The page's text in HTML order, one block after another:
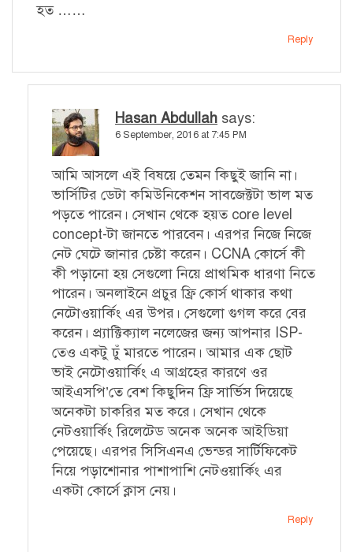
হত ……
Reply
Hasan Abdullah says:
6 September, 2016 at 7:45 PM
আমি আসলে এই বিষয়ে তেমন কিছুই জানি না।
ভার্সিটির ডেটা কমিউনিকেশন সাবজেক্টটা ভাল মত
পড়তে পারেন। সেখান থেকে হয়ত core level
concept-টা জানতে পারবেন। এরপর নিজে নিজে
নেট ঘেটে জানার চেষ্টা করেন। CCNA কোর্সে কী
কী পড়ানো হয় সেগুলো নিয়ে প্রাথমিক ধারণা নিতে
পারেন। অনলাইনে প্রচুর ফ্রি কোর্স থাকার কথা
নেটোওয়ার্কিং এর উপর। সেগুলো গুগল করে বের
করেন। প্র্যাক্টিক্যাল নলেজের জন্য আপনার ISP-
তেও একটু ঢুঁ মারতে পারেন। আমার এক ছোট
ভাই নেটোওয়ার্কিং এ আগ্রহের কারণে ওর
আইএসপি’তে বেশ কিছুদিন ফ্রি সার্ভিস দিয়েছে
অনেকটা চাকরির মত করে। সেখান থেকে
নেটওয়ার্কিং রিলেটেড অনেক অনেক আইডিয়া
পেয়েছে। এরপর সিসিএনএ ভেন্ডর সার্টিফিকেট
নিয়ে পড়াশোনার পাশাপাশি নেটওয়ার্কিং এর
একটা কোর্সে ক্লাস নেয়।
Reply